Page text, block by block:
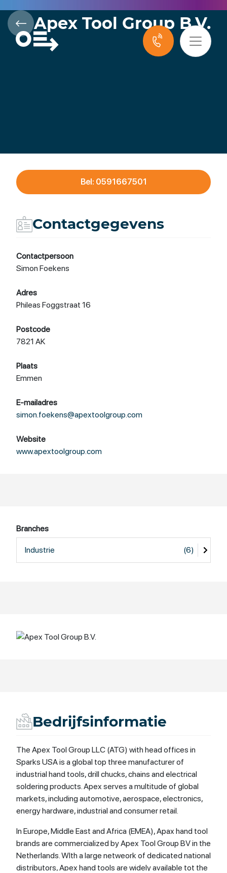
Apex Tool Group B.V.
Bel: 0591667501
Contactgegevens
Contactpersoon
Simon Foekens
Adres
Phileas Foggstraat 16
Postcode
7821 AK
Plaats
Emmen
E-mailadres
simon.foekens@apextoolgroup.com
Website
www.apextoolgroup.com
Branches
Industrie (6)
Bedrijfsinformatie
The Apex Tool Group LLC (ATG) with head offices in
Sparks USA is a global top three manufacturer of
industrial hand tools, drill chucks, chains and electrical
soldering products. Apex serves a multitude of global
markets, including automotive, aerospace, electronics,
energy hardware, industrial and consumer retail.
In Europe, Middle East and Africa (EMEA), Apax hand tool
brands are commercialized by Apex Tool Group BV in the
Netherlands. WIth a large netweork of dedicated national
distributors, Apex hand tools are widely available tot the